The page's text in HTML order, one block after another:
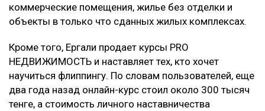
коммерческие помещения, жилье без отделки и
объекты в только что сданных жилых комплексах.
Кроме того, Ергали продает курсы PRO
НЕДВИЖИМОСТЬ и наставляет тех, кто хочет
научиться флиппингу. По словам пользователей, еще
два года назад онлайн-курс стоил около 300 тысяч
тенге, а стоимость личного наставничества